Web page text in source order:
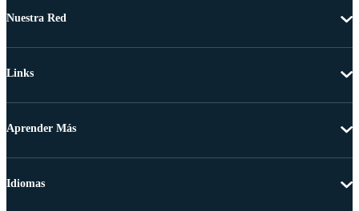
Nuestra Red
Links
Aprender Más
Idiomas